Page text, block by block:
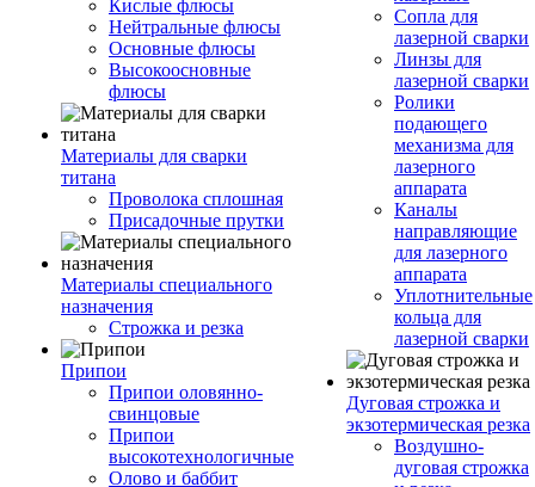
Кислые флюсы
Нейтральные флюсы
Основные флюсы
Высокоосновные
флюсы
Материалы для сварки
титана
Проволока сплошная
Присадочные прутки
Материалы специального
назначения
Строжка и резка
Припои
Припои оловянно-
свинцовые
Припои
высокотехнологичные
Олово и баббит
Сопла для
лазерной сварки
Линзы для
лазерной сварки
Ролики
подающего
механизма для
лазерного
аппарата
Каналы
направляющие
для лазерного
аппарата
Уплотнительные
кольца для
лазерной сварки
Дуговая строжка и
экзотермическая резка
Воздушно-
дуговая строжка